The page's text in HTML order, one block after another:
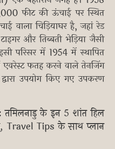
फीट की ऊंचाई पर स्थित
वाला चिड़ियाघर है, जहां रेड
और तिब्बती भेड़िया जैसी
इसी परिसर में 1954 में स्थापित
फतह करने वाले तेनजिंग
उपयोग किए गए उपकरण
के इन 5 शांत हिल
Travel Tips के साथ प्लान